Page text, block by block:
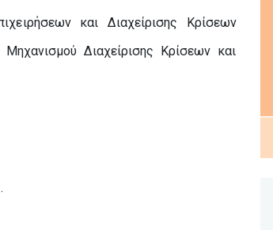
και Διαχείρισης Κρίσεων
Διαχείρισης Κρίσεων και